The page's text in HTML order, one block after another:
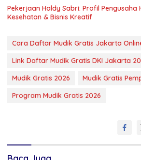
Pekerjaan Haldy Sabri: Profil Pengusaha
Kesehatan & Bisnis Kreatif
Cara Daftar Mudik Gratis Jakarta
Link Daftar Mudik Gratis DKI Jakarta
Mudik Gratis 2026
Mudik Gratis
Program Mudik Gratis 2026